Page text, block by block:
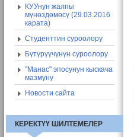
КУУнун жалпы
мүнөздөмөсү (29.03.2016
карата)
Студенттин суроолору
Бүтүрүүчүнүн суроолору
"Манас" эпосунун кыскача
мазмуну
Новости сайта
КЕРЕКТҮҮ ШИЛТЕМЕЛЕР